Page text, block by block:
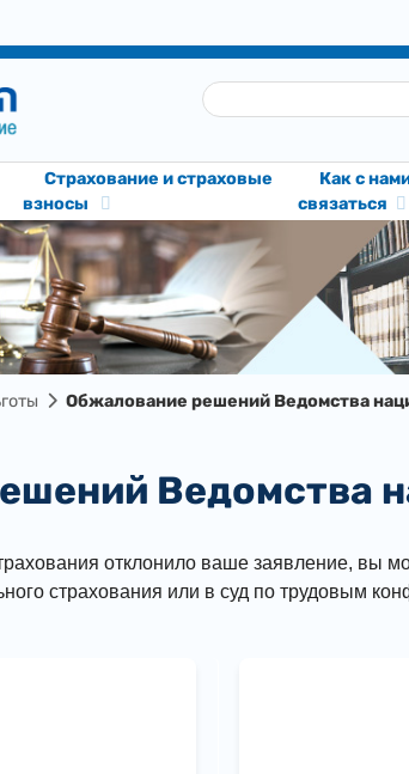
Cтрахование и страховые
взносы
Как с
связаться
Обжалование решений Ведомства
Ведомства
отклонило ваше заявление, вы
страхования или в суд по трудовым